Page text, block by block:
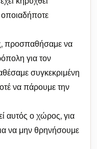
οποιαδήποτε
προσπαθήσαμε να
για τον
συγκεκριμένη
να πάρουμε την
αυτός ο χώρος, για
να μην θρηνήσουμε